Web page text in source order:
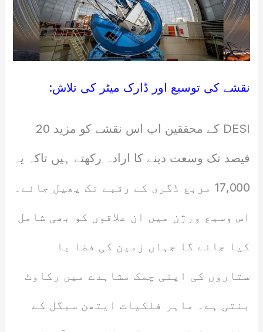
نقشے کی توسیع اور ڈارک میٹر کی تلاش:
DESI کے محققین اب اس نقشے کو مزید 20
فیصد تک وسعت دینے کا ارادہ رکھتے ہیں تاکہ یہ
17,000 مربع ڈگری کے رقبے تک پھیل جائے۔
اس وسیع ورژن میں ان علاقوں کو بھی شامل
کیا جائے گا جہاں زمین کی فضا یا
ستاروں کی اپنی چمک مشاہدے میں رکاوٹ
بنتی ہے۔ ماہر فلکیات ایتھن سیگل کے